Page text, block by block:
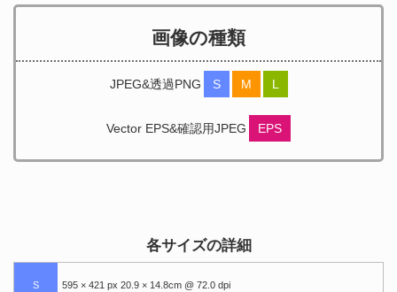
画像の種類
JPEG&透過PNG S M L
Vector EPS&確認用JPEG EPS
各サイズの詳細
S 595 × 421 px 20.9 × 14.8cm @ 72.0 dpi